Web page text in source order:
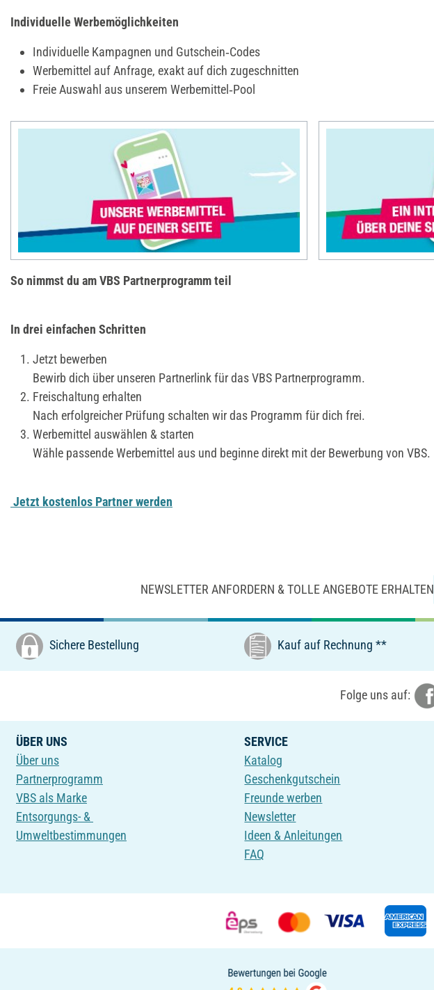
Individuelle Werbemöglichkeiten
Individuelle Kampagnen und Gutschein‑Codes
Werbemittel auf Anfrage, exakt auf dich zugeschnitten
Freie Auswahl aus unserem Werbemittel‑Pool
So nimmst du am VBS Partnerprogramm teil
In drei einfachen Schritten
Jetzt bewerben
Bewirb dich über unseren Partnerlink für das VBS Partnerprogramm.
Freischaltung erhalten
Nach erfolgreicher Prüfung schalten wir das Programm für dich frei.
Werbemittel auswählen & starten
Wähle passende Werbemittel aus und beginne direkt mit der Bewerbung von VBS.
Jetzt kostenlos Partner werden
NEWSLETTER ANFORDERN & TOLLE ANGEBOTE ERHALTEN
Sichere Bestellung Kauf auf Rechnung **
Folge uns auf:
ÜBER UNS
Über uns
Partnerprogramm
VBS als Marke
Entsorgungs- &
Umweltbestimmungen
SERVICE
Katalog
Geschenkgutschein
Freunde werben
Newsletter
Ideen & Anleitungen
FAQ